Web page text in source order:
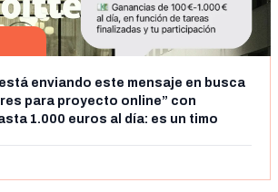
enviando este mensaje en busca
para proyecto online” con
1.000 euros al día: es un timo